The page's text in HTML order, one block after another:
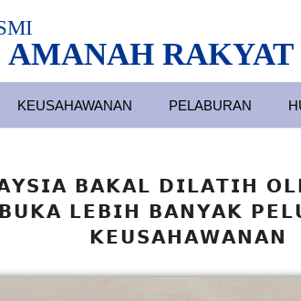
RAKYAT
KEUSAHAWANAN PELABURAN
𝗕𝗔𝗞𝗔𝗟 𝗗𝗜𝗟𝗔𝗧𝗜𝗛
𝗟𝗘𝗕𝗜𝗛 𝗕𝗔𝗡𝗬𝗔𝗞
𝗞𝗘𝗨𝗦𝗔𝗛𝗔𝗪𝗔𝗡𝗔𝗡